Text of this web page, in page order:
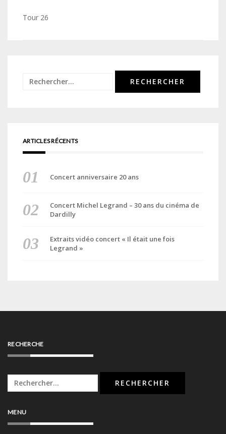
Navigation
Tour 26
Rechercher :
ARTICLES RÉCENTS
Concert anniversaire 20 ans
Concert Michel Legrand – 30 ans du cinéma de
Dardilly
Extraits vidéo concert « Il était une fois
Legrand »
RECHERCHE
Rechercher :
MENU